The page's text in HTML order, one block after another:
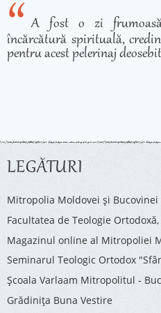
A fost o zi
încărcătură spirituală,
pentru acest pelerinaj
LEGĂTURI
Mitropolia Moldovei și Bucovinei
Facultatea de Teologie Ortodoxă,
Magazinul online al Mitropoliei
Seminarul Teologic Ortodox
Şcoala Varlaam Mitropolitul -
Grădinița Buna Vestire